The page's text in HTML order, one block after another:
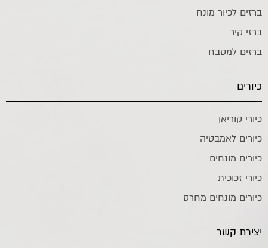
ברזים לכיור מונח
ברזי קיר
ברזים למטבח
כיורים
כיורי קוריאן
כיורים לאמבטיה
כיורים מונחים
כיורי זכוכית
כיורים מונחים מחרס
יצירת קשר